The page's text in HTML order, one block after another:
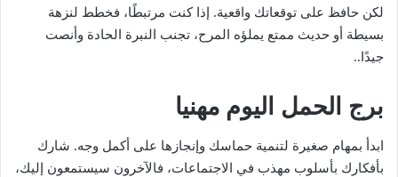
لكن حافظ على توقعاتك واقعية. إذا كنت مرتبطًا، فخطط لنزهة
بسيطة أو حديث ممتع يملؤه المرح، تجنب النبرة الحادة وأنصت
جيدًا..
برج الحمل اليوم مهنيا
ابدأ بمهام صغيرة لتنمية حماسك وإنجازها على أكمل وجه. شارك
بأفكارك بأسلوب مهذب في الاجتماعات، فالآخرون سيستمعون إليك،